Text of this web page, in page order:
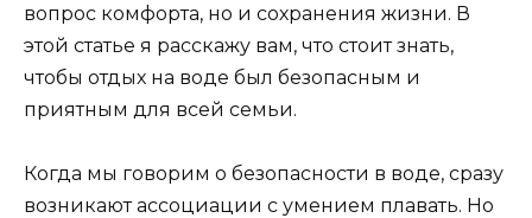
вопрос комфорта, но и сохранения жизни. В
этой статье я расскажу вам, что стоит знать,
чтобы отдых на воде был безопасным и
приятным для всей семьи.
Когда мы говорим о безопасности в воде, сразу
возникают ассоциации с умением плавать. Но